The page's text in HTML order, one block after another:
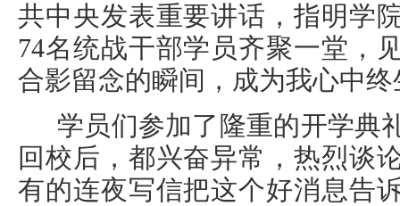
共中央发表重要讲话，指明学
74名统战干部学员齐聚一堂，
合影留念的瞬间，成为我心中
学员们参加了隆重的开学典
回校后，都兴奋异常，热烈谈
有的连夜写信把这个好消息告